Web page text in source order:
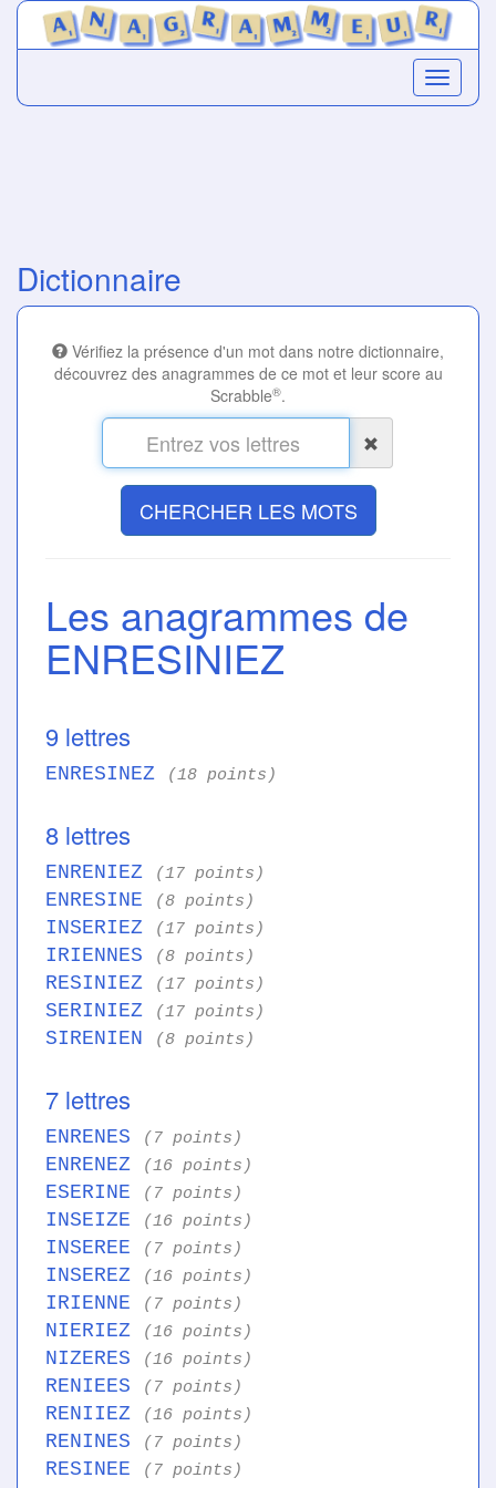
Dictionnaire
Vérifiez la présence d'un mot dans notre dictionnaire,
découvrez des anagrammes de ce mot et leur score au
Scrabble®.
CHERCHER LES MOTS
Les anagrammes de
ENRESINIEZ
9 lettres
ENRESINEZ (18 points)
8 lettres
ENRENIEZ (17 points)
ENRESINE (8 points)
INSERIEZ (17 points)
IRIENNES (8 points)
RESINIEZ (17 points)
SERINIEZ (17 points)
SIRENIEN (8 points)
7 lettres
ENRENES (7 points)
ENRENEZ (16 points)
ESERINE (7 points)
INSEIZE (16 points)
INSEREE (7 points)
INSEREZ (16 points)
IRIENNE (7 points)
NIERIEZ (16 points)
NIZERES (16 points)
RENIEES (7 points)
RENIIEZ (16 points)
RENINES (7 points)
RESINEE (7 points)